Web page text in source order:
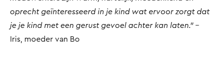
oprecht geïnteresseerd in je kind wat ervoor zorgt dat
je je kind met een gerust gevoel achter kan laten."-
Iris, moeder van Bo